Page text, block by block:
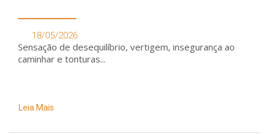
18/05/2026
Sensação de desequilíbrio, vertigem, insegurança ao
caminhar e tonturas...
Leia Mais